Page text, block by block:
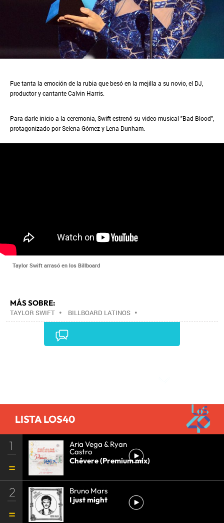
Fue tanta la emoción de la rubia que besó en la mejilla a su novio, el DJ,
productor y cantante Calvin Harris.
Para darle inicio a la ceremonia, Swift estrenó su video musical "Bad Blood",
protagonizado por Selena Gómez y Lena Dunham.
Taylor Swift arrasó en los Billboard
MÁS SOBRE:
TAYLOR SWIFT • BILLBOARD LATINOS •
LISTA LOS40
1 Aria Vega & Ryan
Castro
Chévere (Premium mix)
2
Bruno Mars
I just might